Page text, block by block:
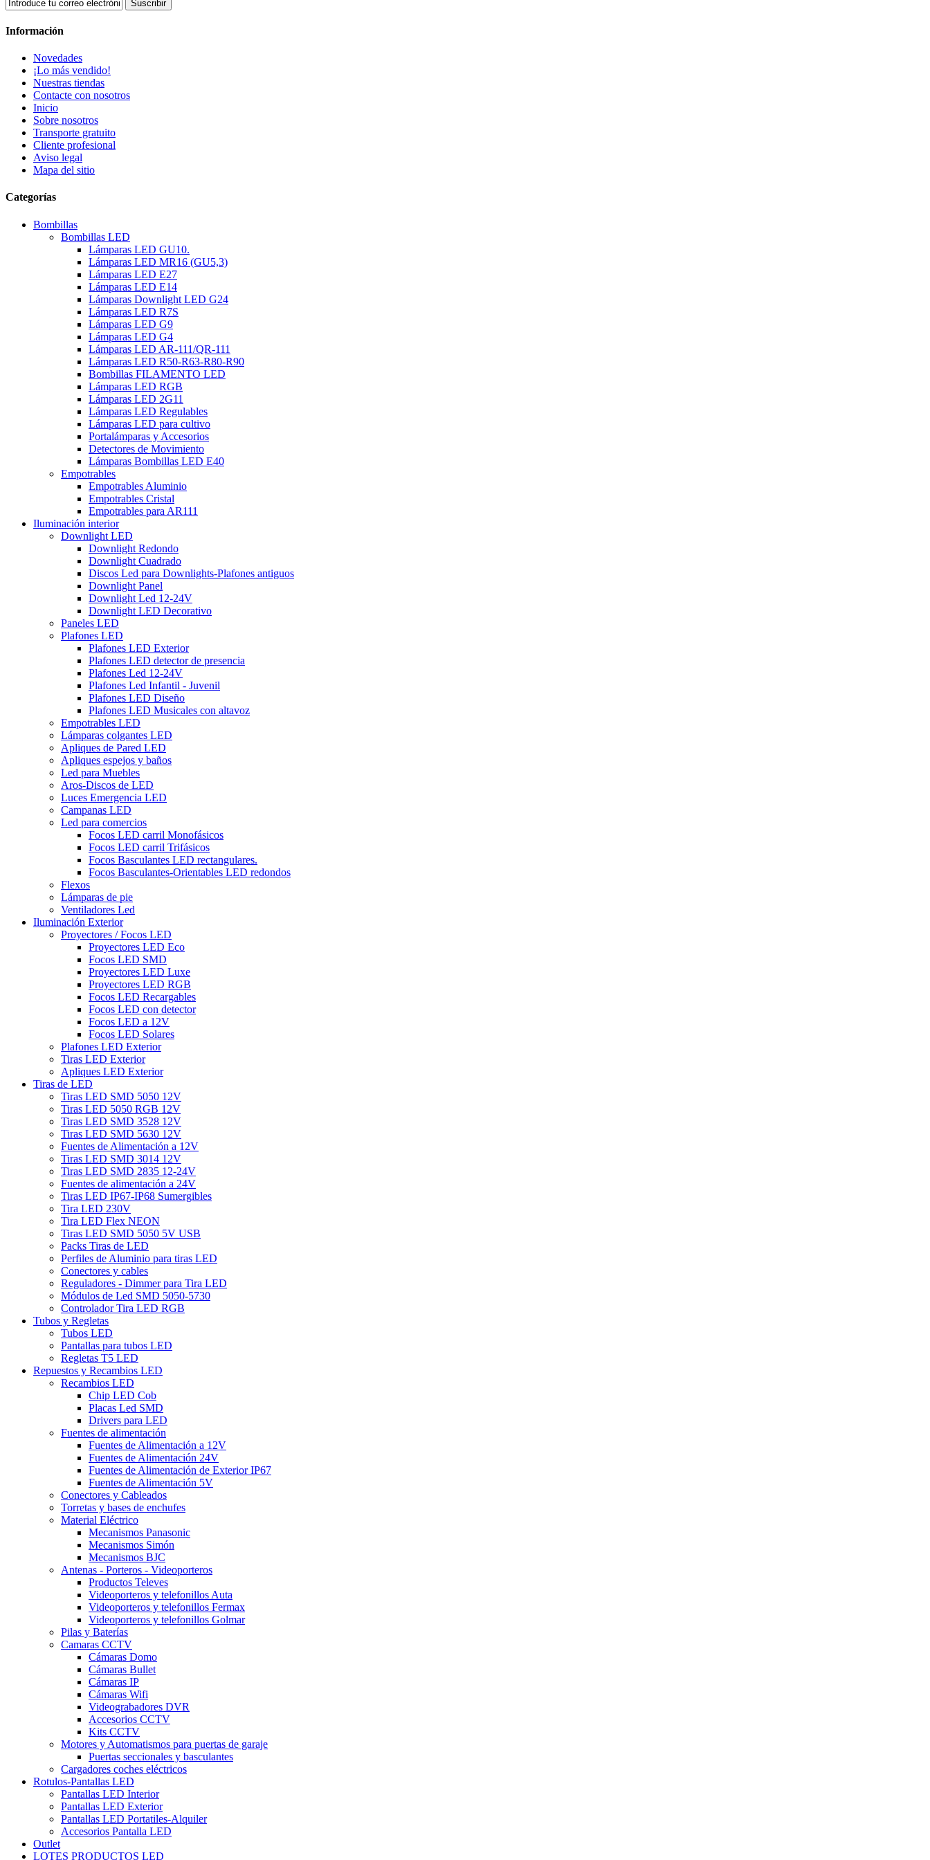
Suscribir
Información
Novedades
¡Lo más vendido!
Nuestras tiendas
Contacte con nosotros
Inicio
Sobre nosotros
Transporte gratuito
Cliente profesional
Aviso legal
Mapa del sitio
Categorías
Bombillas
Bombillas LED
Lámparas LED GU10.
Lámparas LED MR16 (GU5,3)
Lámparas LED E27
Lámparas LED E14
Lámparas Downlight LED G24
Lámparas LED R7S
Lámparas LED G9
Lámparas LED G4
Lámparas LED AR-111/QR-111
Lámparas LED R50-R63-R80-R90
Bombillas FILAMENTO LED
Lámparas LED RGB
Lámparas LED 2G11
Lámparas LED Regulables
Lámparas LED para cultivo
Portalámparas y Accesorios
Detectores de Movimiento
Lámparas Bombillas LED E40
Empotrables
Empotrables Aluminio
Empotrables Cristal
Empotrables para AR111
Iluminación interior
Downlight LED
Downlight Redondo
Downlight Cuadrado
Discos Led para Downlights-Plafones antiguos
Downlight Panel
Downlight Led 12-24V
Downlight LED Decorativo
Paneles LED
Plafones LED
Plafones LED Exterior
Plafones LED detector de presencia
Plafones Led 12-24V
Plafones Led Infantil - Juvenil
Plafones LED Diseño
Plafones LED Musicales con altavoz
Empotrables LED
Lámparas colgantes LED
Apliques de Pared LED
Apliques espejos y baños
Led para Muebles
Aros-Discos de LED
Luces Emergencia LED
Campanas LED
Led para comercios
Focos LED carril Monofásicos
Focos LED carril Trifásicos
Focos Basculantes LED rectangulares.
Focos Basculantes-Orientables LED redondos
Flexos
Lámparas de pie
Ventiladores Led
Iluminación Exterior
Proyectores / Focos LED
Proyectores LED Eco
Focos LED SMD
Proyectores LED Luxe
Proyectores LED RGB
Focos LED Recargables
Focos LED con detector
Focos LED a 12V
Focos LED Solares
Plafones LED Exterior
Tiras LED Exterior
Apliques LED Exterior
Tiras de LED
Tiras LED SMD 5050 12V
Tiras LED 5050 RGB 12V
Tiras LED SMD 3528 12V
Tiras LED SMD 5630 12V
Fuentes de Alimentación a 12V
Tiras LED SMD 3014 12V
Tiras LED SMD 2835 12-24V
Fuentes de alimentación a 24V
Tiras LED IP67-IP68 Sumergibles
Tira LED 230V
Tira LED Flex NEON
Tiras LED SMD 5050 5V USB
Packs Tiras de LED
Perfiles de Aluminio para tiras LED
Conectores y cables
Reguladores - Dimmer para Tira LED
Módulos de Led SMD 5050-5730
Controlador Tira LED RGB
Tubos y Regletas
Tubos LED
Pantallas para tubos LED
Regletas T5 LED
Repuestos y Recambios LED
Recambios LED
Chip LED Cob
Placas Led SMD
Drivers para LED
Fuentes de alimentación
Fuentes de Alimentación a 12V
Fuentes de Alimentación 24V
Fuentes de Alimentación de Exterior IP67
Fuentes de Alimentación 5V
Conectores y Cableados
Torretas y bases de enchufes
Material Eléctrico
Mecanismos Panasonic
Mecanismos Simón
Mecanismos BJC
Antenas - Porteros - Videoporteros
Productos Televes
Videoporteros y telefonillos Auta
Videoporteros y telefonillos Fermax
Videoporteros y telefonillos Golmar
Pilas y Baterías
Camaras CCTV
Cámaras Domo
Cámaras Bullet
Cámaras IP
Cámaras Wifi
Videograbadores DVR
Accesorios CCTV
Kits CCTV
Motores y Automatismos para puertas de garaje
Puertas seccionales y basculantes
Cargadores coches eléctricos
Rotulos-Pantallas LED
Pantallas LED Interior
Pantallas LED Exterior
Pantallas LED Portatiles-Alquiler
Accesorios Pantalla LED
Outlet
LOTES PRODUCTOS LED